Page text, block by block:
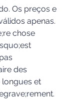
Os preços e
chose
des
longues et